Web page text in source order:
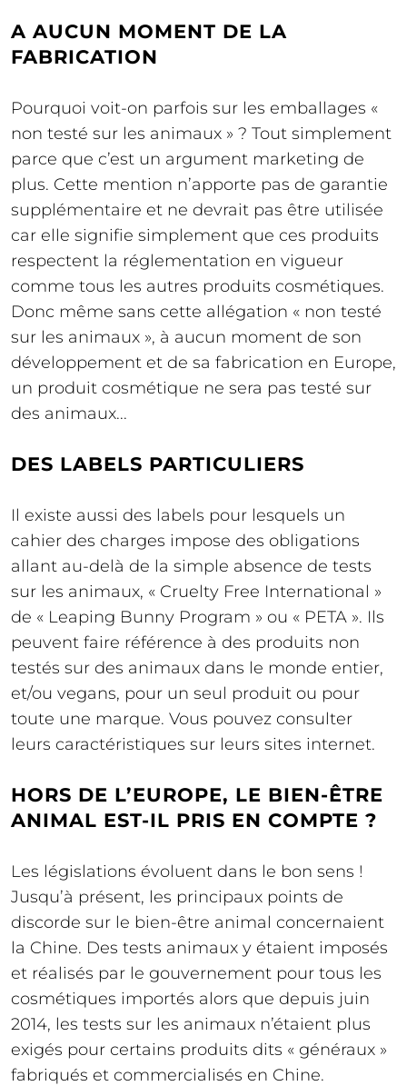
A AUCUN MOMENT DE LA
FABRICATION
Pourquoi voit-on parfois sur les emballages «
non testé sur les animaux » ? Tout simplement
parce que c’est un argument marketing de
plus. Cette mention n’apporte pas de garantie
supplémentaire et ne devrait pas être utilisée
car elle signifie simplement que ces produits
respectent la réglementation en vigueur
comme tous les autres produits cosmétiques.
Donc même sans cette allégation « non testé
sur les animaux », à aucun moment de son
développement et de sa fabrication en Europe,
un produit cosmétique ne sera pas testé sur
des animaux...
DES LABELS PARTICULIERS
Il existe aussi des labels pour lesquels un
cahier des charges impose des obligations
allant au-delà de la simple absence de tests
sur les animaux, « Cruelty Free International »
de « Leaping Bunny Program » ou « PETA ». Ils
peuvent faire référence à des produits non
testés sur des animaux dans le monde entier,
et/ou vegans, pour un seul produit ou pour
toute une marque. Vous pouvez consulter
leurs caractéristiques sur leurs sites internet.
HORS DE L’EUROPE, LE BIEN-ÊTRE
ANIMAL EST-IL PRIS EN COMPTE ?
Les législations évoluent dans le bon sens !
Jusqu’à présent, les principaux points de
discorde sur le bien-être animal concernaient
la Chine. Des tests animaux y étaient imposés
et réalisés par le gouvernement pour tous les
cosmétiques importés alors que depuis juin
2014, les tests sur les animaux n’étaient plus
exigés pour certains produits dits « généraux »
fabriqués et commercialisés en Chine.